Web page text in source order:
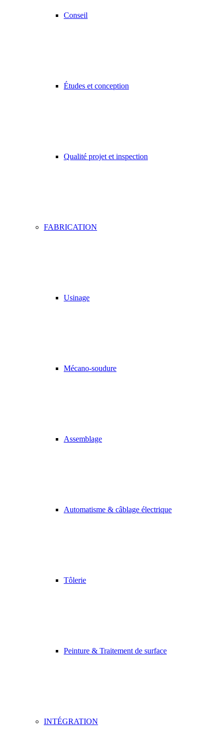
Conseil
Études et conception
Qualité projet et inspection
FABRICATION
Usinage
Mécano-soudure
Assemblage
Automatisme & câblage électrique
Tôlerie
Peinture & Traitement de surface
INTÉGRATION